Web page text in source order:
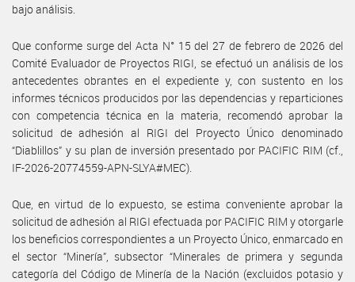
bajo análisis.
Que conforme surge del Acta N° 15 del 27 de febrero de 2026 del
Comité Evaluador de Proyectos RIGI, se efectuó un análisis de los
antecedentes obrantes en el expediente y, con sustento en los
informes técnicos producidos por las dependencias y reparticiones
con competencia técnica en la materia, recomendó aprobar la
solicitud de adhesión al RIGI del Proyecto Único denominado
“Diablillos” y su plan de inversión presentado por PACIFIC RIM (cf.,
IF-2026-20774559-APN-SLYA#MEC).
Que, en virtud de lo expuesto, se estima conveniente aprobar la
solicitud de adhesión al RIGI efectuada por PACIFIC RIM y otorgarle
los beneficios correspondientes a un Proyecto Único, enmarcado en
el sector “Minería”, subsector “Minerales de primera y segunda
categoría del Código de Minería de la Nación (excluidos potasio y